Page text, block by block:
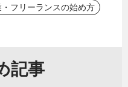
フリーランスの始め方
記事